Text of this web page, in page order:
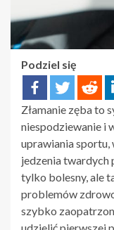
Podziel się
Złamanie zęba to
niespodziewanie i
uprawiania sportu,
jedzenia twardych
tylko bolesny, ale
problemów
szybko